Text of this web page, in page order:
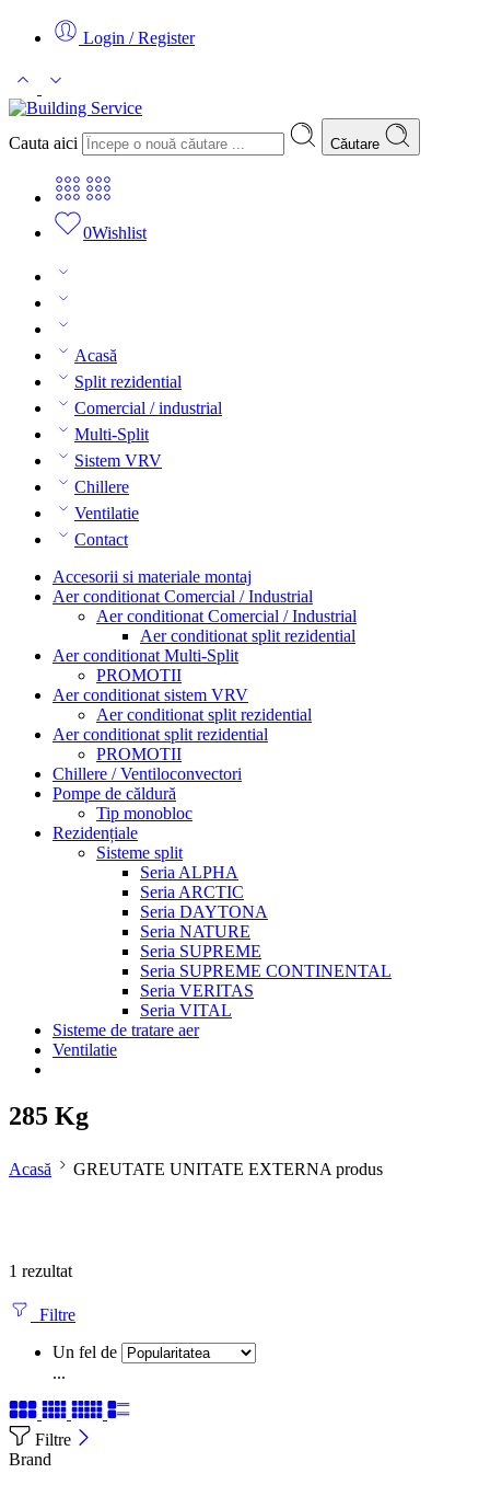
Login / Register
Cauta aici Căutare
0Wishlist
Acasă
Split rezidential
Comercial / industrial
Multi-Split
Sistem VRV
Chillere
Ventilatie
Contact
Accesorii si materiale montaj
Aer conditionat Comercial / Industrial
Aer conditionat Comercial / Industrial
Aer conditionat split rezidential
Aer conditionat Multi-Split
PROMOTII
Aer conditionat sistem VRV
Aer conditionat split rezidential
Aer conditionat split rezidential
PROMOTII
Chillere / Ventiloconvectori
Pompe de căldură
Tip monobloc
Rezidențiale
Sisteme split
Seria ALPHA
Seria ARCTIC
Seria DAYTONA
Seria NATURE
Seria SUPREME
Seria SUPREME CONTINENTAL
Seria VERITAS
Seria VITAL
Sisteme de tratare aer
Ventilatie
285 Kg
Acasă GREUTATE UNITATE EXTERNA produs
1 rezultat
Filtre
Un fel de
...
Filtre
Brand